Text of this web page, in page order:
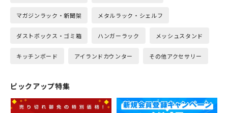
マガジンラック・新聞架 メタルラック・シェルフ
ダストボックス・ゴミ箱 ハンガーラック メッシュスタンド
キッチンボード アイランドカウンター その他アクセサリー
ピックアップ特集